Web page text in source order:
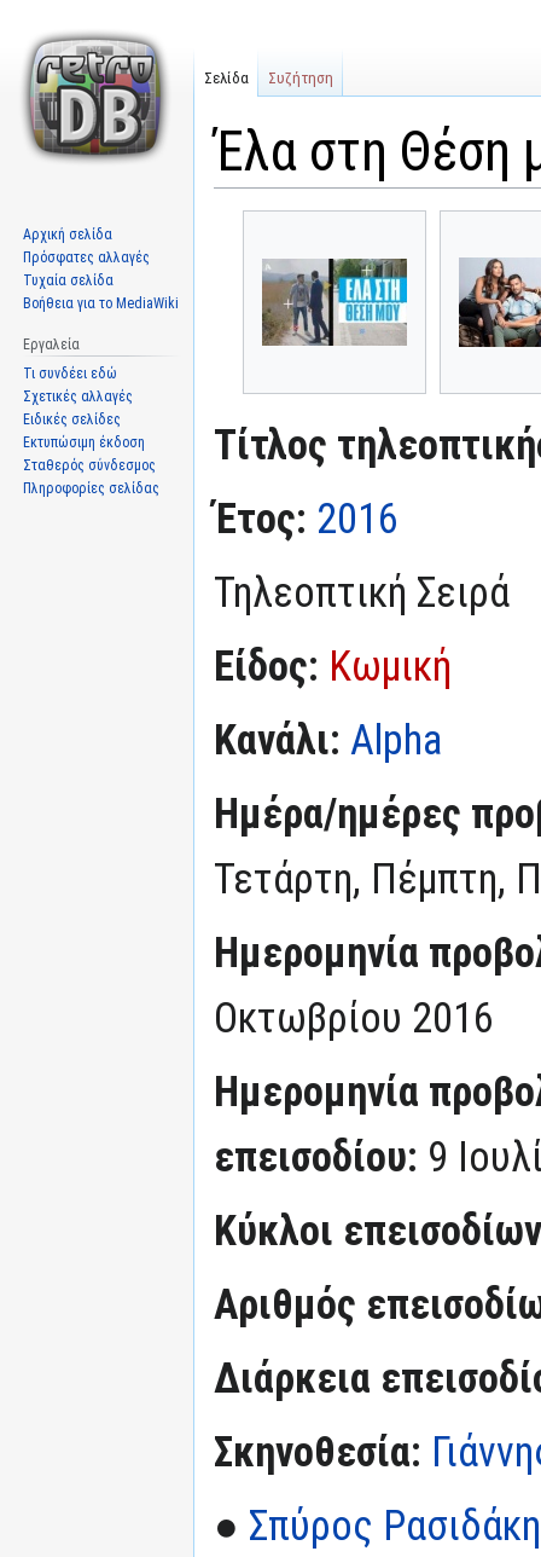
Έλα στη Θέση
πλοήγηση
αναζήτηση
Τίτλος
Έτος: 2016
Τηλεοπτική Σειρά
Είδος: Κωμική
Κανάλι: Alpha
Ημέρα/ημέρες
Τετάρτη, Πέμπτη,
Ημερομηνία
Οκτωβρίου 2016
Ημερομηνία
επεισοδίου: 9
Κύκλοι
Αριθμός
Διάρκεια
Σκηνοθεσία:
● Σπύρος
Σελίδα Συζήτηση
Αρχική σελίδα
Πρόσφατες αλλαγές
Τυχαία σελίδα
Βοήθεια για το MediaWiki
Εργαλεία
Τι συνδέει εδώ
Σχετικές αλλαγές
Ειδικές σελίδες
Εκτυπώσιμη έκδοση
Σταθερός σύνδεσμος
Πληροφορίες σελίδας